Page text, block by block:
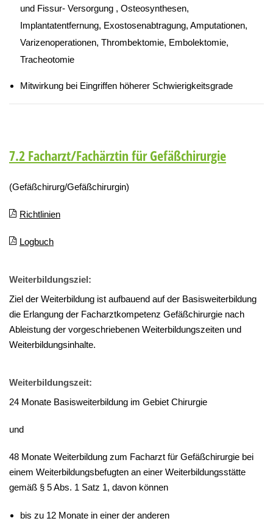
und Fissur- Versorgung , Osteosynthesen,
Implantatentfernung, Exostosenabtragung, Amputationen,
Varizenoperationen, Thrombektomie, Embolektomie,
Tracheotomie
Mitwirkung bei Eingriffen höherer Schwierigkeitsgrade
7.2 Facharzt/Fachärztin für Gefäßchirurgie
(Gefäßchirurg/Gefäßchirurgin)
Richtlinien
Logbuch
Weiterbildungsziel:
Ziel der Weiterbildung ist aufbauend auf der Basisweiterbildung
die Erlangung der Facharztkompetenz Gefäßchirurgie nach
Ableistung der vorgeschriebenen Weiterbildungszeiten und
Weiterbildungsinhalte.
Weiterbildungszeit:
24 Monate Basisweiterbildung im Gebiet Chirurgie
und
48 Monate Weiterbildung zum Facharzt für Gefäßchirurgie bei
einem Weiterbildungsbefugten an einer Weiterbildungsstätte
gemäß § 5 Abs. 1 Satz 1, davon können
bis zu 12 Monate in einer der anderen